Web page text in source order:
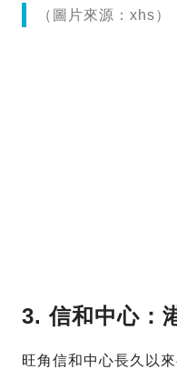
（圖片來源：xhs）
3. 信和中心：
旺角信和中心長久以